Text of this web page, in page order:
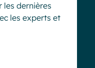
les dernières
les experts et